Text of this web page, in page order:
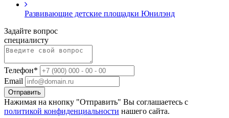
Развивающие детские площадки Юнилэнд
Задайте вопрос
специалисту
Телефон*
Email
Отправить
Нажимая на кнопку "Отправить" Вы соглашаетесь с
политикой конфиденциальности нашего сайта.